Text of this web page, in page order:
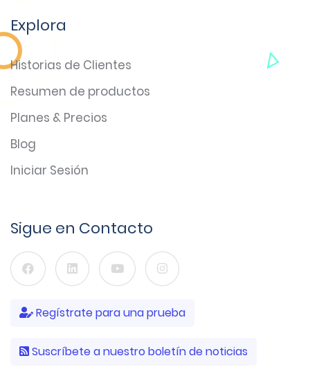
Explora
Historias de Clientes
Resumen de productos
Planes & Precios
Blog
Iniciar Sesión
Sigue en Contacto
Regístrate para una prueba
Suscríbete a nuestro boletín de noticias